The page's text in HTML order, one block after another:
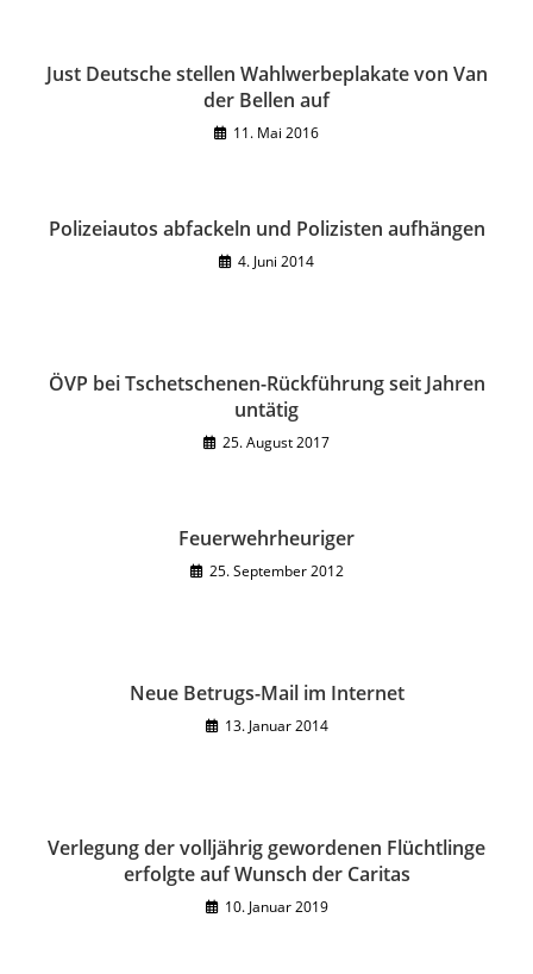
Just Deutsche stellen Wahlwerbeplakate von Van
der Bellen auf
11. Mai 2016
Polizeiautos abfackeln und Polizisten aufhängen
4. Juni 2014
ÖVP bei Tschetschenen-Rückführung seit Jahren
untätig
25. August 2017
Feuerwehrheuriger
25. September 2012
Neue Betrugs-Mail im Internet
13. Januar 2014
Verlegung der volljährig gewordenen Flüchtlinge
erfolgte auf Wunsch der Caritas
10. Januar 2019